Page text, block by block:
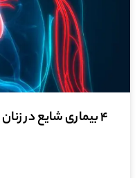
۴ بیماری شایع در زنان که با مشکل قلبی مرتبط است